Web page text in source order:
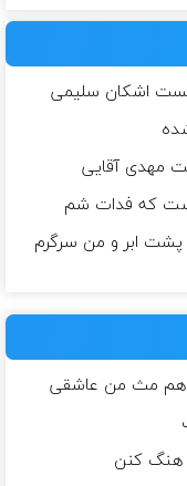
اشکان سلیمی
مهدی آقایی
که فدات شم
پشت ابر و من سرگرم
هم مث من عاشقی
هنگ کنن